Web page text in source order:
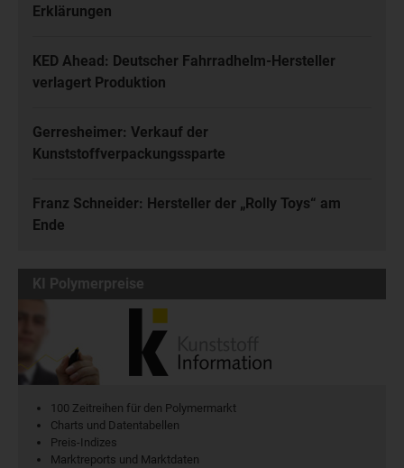
Erklärungen
KED Ahead: Deutscher Fahrradhelm-Hersteller
verlagert Produktion
Gerresheimer: Verkauf der
Kunststoffverpackungssparte
Franz Schneider: Hersteller der „Rolly Toys“ am
Ende
KI Polymerpreise
100 Zeitreihen für den Polymermarkt
Charts und Datentabellen
Preis-Indizes
Marktreports und Marktdaten